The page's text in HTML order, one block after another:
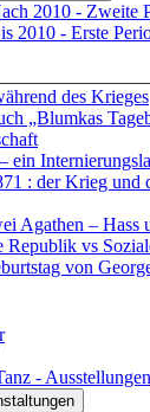
2010 - Zweite
2010 - Erste
des Krieges
„Blumkas
ein
: der Krieg und
Agathen – Hass
Republik vs
von
- Ausstellungen